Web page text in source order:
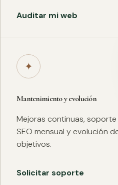
Auditar mi web
✦
Mantenimiento y evolución
Mejoras continuas,
SEO mensual y evolución
objetivos.
Solicitar soporte